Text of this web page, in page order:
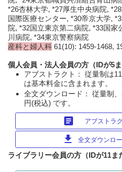
*26杏林大学, *27厚生中央病院,
国際医療センター, *30帝京大学,
院, *32国立東京第二病院, *33国家
川病院, *34東京警察病院
産科と婦人科 61(10): 1459-1468,
個人会員・法人会員の方（IDが5
アブストラクト： 従量制は
は基本料金に含まれます。
全文ダウンロード： 従量制
円(税込) です。
article アブストラ
download 全文ダウンロ
ライブラリー会員の方（IDが11ま